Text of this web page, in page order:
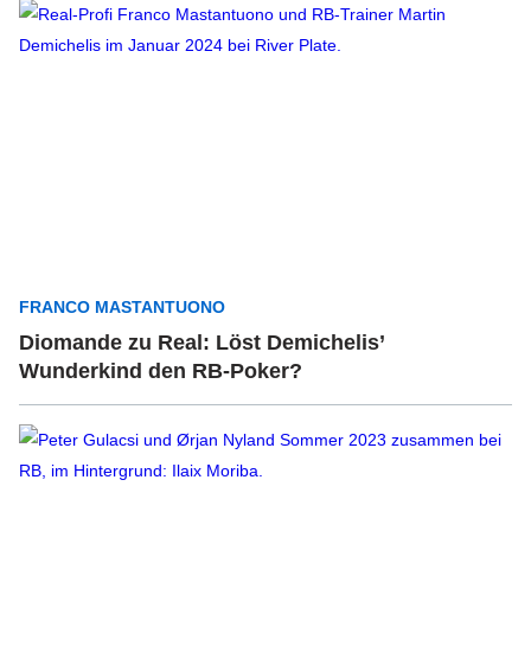
FRANCO MASTANTUONO
Diomande zu Real: Löst Demichelis’
Wunderkind den RB-Poker?